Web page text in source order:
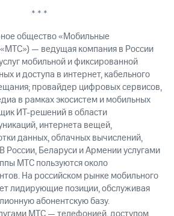
* * *
общество «Мобильные
— ведущая компания в России
мобильной и фиксированной
и доступа в интернет, кабельного
провайдер цифровых сервисов,
в рамках экосистем и мобильных
ИТ-решений в области
интернета вещей,
данных, облачных вычислений,
России, Беларуси и Армении услугами
МТС пользуются около
На российском рынке мобильного
лидирующие позиции, обслуживая
абонентскую базу.